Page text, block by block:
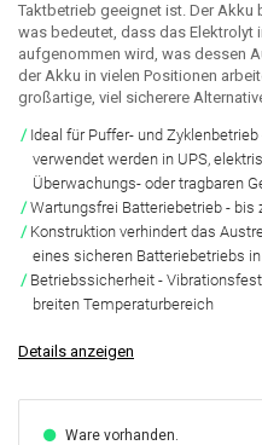
Taktbetrieb geeignet ist. Der Akku
was bedeutet, dass das Elektrolyt
aufgenommen wird, was dessen
der Akku in vielen Positionen
großartige, viel sicherere
Ideal für Puffer- und
verwendet werden in UPS,
Überwachungs- oder tragbaren
Wartungsfrei Batteriebetrieb - bis
Konstruktion verhindert das
eines sicheren Batteriebetriebs
Betriebssicherheit -
breiten Temperaturbereich
Details anzeigen
Ware vorhanden.